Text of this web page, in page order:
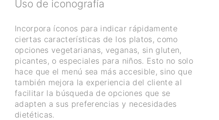
Uso de iconografía
Incorpora íconos para indicar rápidamente
ciertas características de los platos, como
opciones vegetarianas, veganas, sin gluten,
picantes, o especiales para niños. Esto no solo
hace que el menú sea más accesible, sino que
también mejora la experiencia del cliente al
facilitar la búsqueda de opciones que se
adapten a sus preferencias y necesidades
dietéticas.